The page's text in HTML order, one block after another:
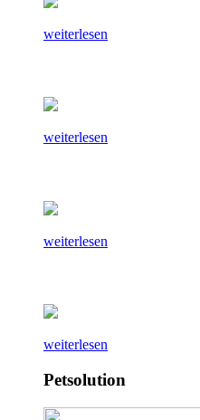
weiterlesen
weiterlesen
weiterlesen
weiterlesen
Petsolution